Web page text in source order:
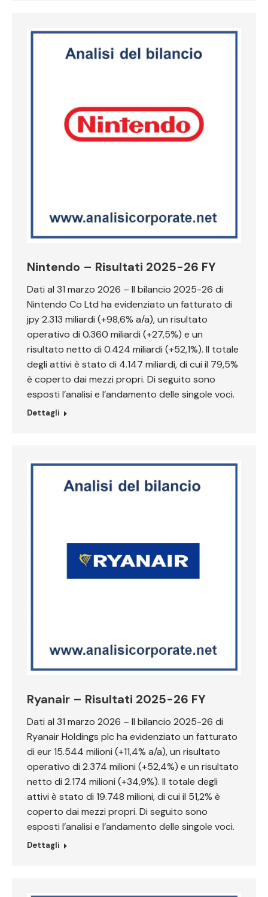
Nintendo – Risultati 2025-26 FY
Dati al 31 marzo 2026 – Il bilancio 2025-26 di
Nintendo Co Ltd ha evidenziato un fatturato di
jpy 2.313 miliardi (+98,6% a/a), un risultato
operativo di 0.360 miliardi (+27,5%) e un
risultato netto di 0.424 miliardi (+52,1%). Il totale
degli attivi è stato di 4.147 miliardi, di cui il 79,5%
è coperto dai mezzi propri. Di seguito sono
esposti l’analisi e l’andamento delle singole voci.
Dettagli
Ryanair – Risultati 2025-26 FY
Dati al 31 marzo 2026 – Il bilancio 2025-26 di
Ryanair Holdings plc ha evidenziato un fatturato
di eur 15.544 milioni (+11,4% a/a), un risultato
operativo di 2.374 milioni (+52,4%) e un risultato
netto di 2.174 milioni (+34,9%). Il totale degli
attivi è stato di 19.748 milioni, di cui il 51,2% è
coperto dai mezzi propri. Di seguito sono
esposti l’analisi e l’andamento delle singole voci.
Dettagli